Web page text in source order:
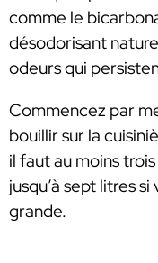
comme le
désodorisant
odeurs qui
Commencez par
bouillir sur la
il faut au moins
jusqu’à sept litres
grande.